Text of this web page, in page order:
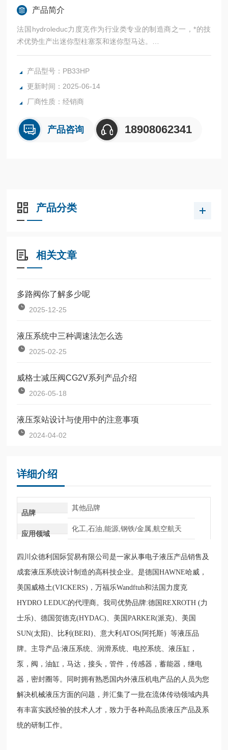
产品简介
法国hydroleduc力度克作为行业类专业的制造商之一，*的技
术优势生产出迷你型柱塞泵和迷你型马达。
hydroleduc专有技术>微型液压单元内置泵，电机，阀，控制
机构等
器、微型液压泵以及定制液压产品，可满足各种客户需求。
法国力度克- PB超高压微型定量泵
产品型号：PB33HP
更新时间：2025-06-14
厂商性质：经销商
产品咨询 18908062341
产品分类
相关文章
多路阀你了解多少呢
2025-12-25
液压系统中三种调速法怎么选
2025-02-25
威格士减压阀CG2V系列产品介绍
2026-05-18
液压泵站设计与使用中的注意事项
2024-04-02
详细介绍
品牌
其他品牌
应用领域
化工,石油,能源,钢铁/金属,航空航天
四川众德利国际贸易有限公司是一家从事电子液压产品销售及
成套液压系统设计制造的高科技企业。是德国HAWNE哈威，
美国威格土(VICKERS)，万福乐Wandftuh和法国力度克
HYDRO LEDUC的代理商。我司优势品牌:德国REXROTH (力
士乐)、德国贺德克(HYDAC)、美国PARKER(派克)、美国
SUN(太阳)、比利(BERI)、意大利ATOS(阿托斯）等液压品
牌。主导产品:液压系统、润滑系统、电控系统、液压缸，
泵，阀，油缸，马达，接头，管件，传感器，蓄能器，继电
器，密封圈等。同时拥有熟悉国内外液压机电产品的人员为您
解决机械液压方面的问题，并汇集了一批在流体传动领域内具
有丰富实践经验的技术人才，致力于各种高品质液压产品及系
统的研制工作。